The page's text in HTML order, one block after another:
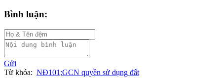
Bình luận:
Gửi
Từ khóa: NĐ101;GCN quyền sử dụng đất